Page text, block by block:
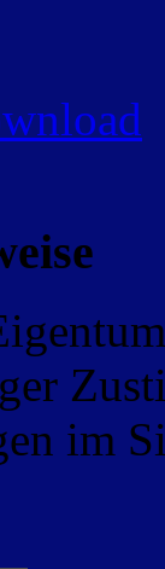
im